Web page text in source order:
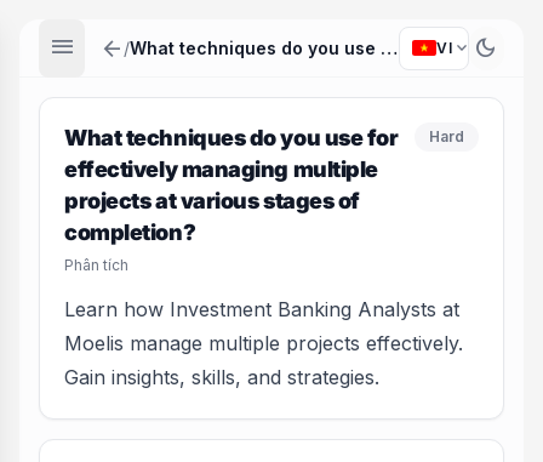
menu arrow_back / What techniques do you use for effectively managing multiple projects at various stages of completion? VI expand_more dark_mode
What techniques do you use for
effectively managing multiple
projects at various stages of
completion?
Phân tích
Hard
Learn how Investment Banking Analysts at
Moelis manage multiple projects effectively.
Gain insights, skills, and strategies.